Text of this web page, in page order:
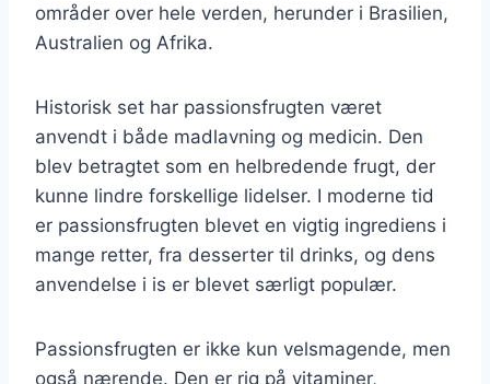
områder over hele verden, herunder i Brasilien,
Australien og Afrika.
Historisk set har passionsfrugten været
anvendt i både madlavning og medicin. Den
blev betragtet som en helbredende frugt, der
kunne lindre forskellige lidelser. I moderne tid
er passionsfrugten blevet en vigtig ingrediens i
mange retter, fra desserter til drinks, og dens
anvendelse i is er blevet særligt populær.
Passionsfrugten er ikke kun velsmagende, men
også nærende. Den er rig på vitaminer,